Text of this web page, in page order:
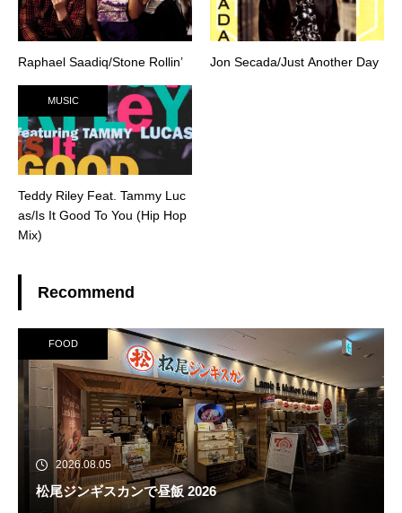
Raphael Saadiq/Stone Rollin’ Jon Secada/Just Another Day
MUSIC
Teddy Riley Feat. Tammy Luc
as/Is It Good To You (Hip Hop
Mix)
Recommend
FOOD
2026.08.05
松尾ジンギスカンで昼飯 2026